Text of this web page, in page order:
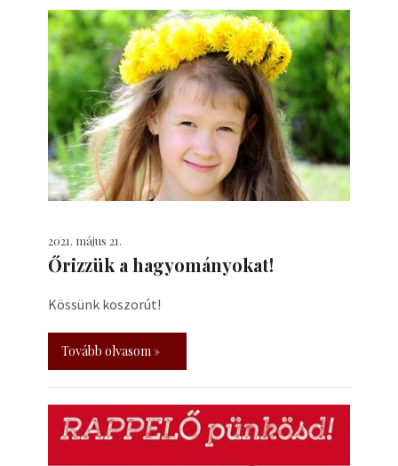
2021. május 21.
Őrizzük a hagyományokat!
Kössünk koszorút!
Tovább olvasom »